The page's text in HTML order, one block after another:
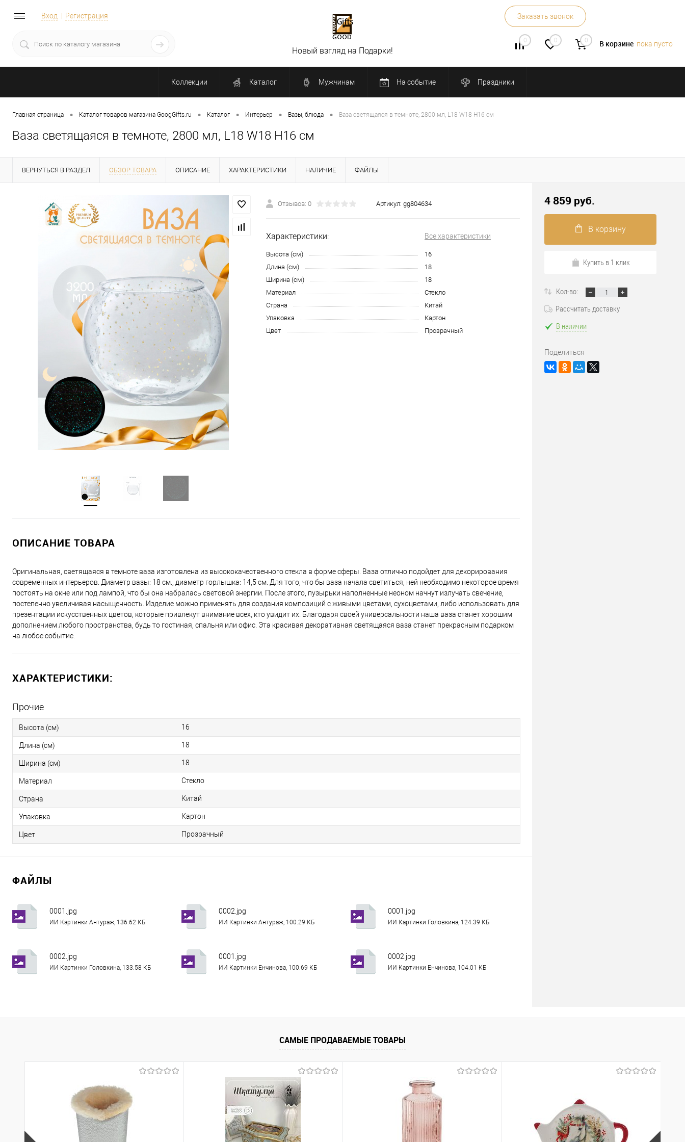
Вход Регистрация Заказать звонок
0 0 0 В корзине пока пусто
Новый взгляд на Подарки!
Коллекции Каталог Мужчинам На событие Праздники
Главная страница • Каталог товаров магазина GoogGifts.ru • Каталог • Интерьер • Вазы, блюда • Ваза светящаяся в темноте, 2800 мл, L18 W18 H16 см
Ваза светящаяся в темноте, 2800 мл, L18 W18 H16 см
ВЕРНУТЬСЯ В РАЗДЕЛ ОБЗОР ТОВАРА ОПИСАНИЕ ХАРАКТЕРИСТИКИ НАЛИЧИЕ ФАЙЛЫ
Отзывов: 0 Артикул: gg804634
Характеристики: Все характеристики
Высота (см)
16
Длина (см)
18
Ширина (см)
18
Материал
Стекло
Страна
Китай
Упаковка
Картон
Цвет
Прозрачный
ОПИСАНИЕ ТОВАРА
Оригинальная, светящаяся в темноте ваза изготовлена из высококачественного стекла в форме сферы. Ваза отлично подойдет для декорирования
современных интерьеров. Диаметр вазы: 18 см., диаметр горлышка: 14,5 см. Для того, что бы ваза начала светиться, ней необходимо некоторое время
постоять на окне или под лампой, что бы она набралась световой энергии. После этого, пузырьки наполненные неоном начнут излучать свечение,
постепенно увеличивая насыщенность. Изделие можно применять для создания композиций с живыми цветами, сухоцветами, либо использовать для
презентации искусственных цветов, которые привлекут внимание всех, кто увидит их. Благодаря своей универсальности наша ваза станет хорошим
дополнением любого пространства, будь то гостиная, спальня или офис. Эта красивая декоративная светящаяся ваза станет прекрасным подарком
на любое событие.
ХАРАКТЕРИСТИКИ:
Прочие
Высота (см) 16
Длина (см) 18
Ширина (см) 18
Материал Стекло
Страна Китай
Упаковка Картон
Цвет Прозрачный
ФАЙЛЫ
0001.jpg
ИИ Картинки Антураж, 136.62 КБ
0002.jpg
ИИ Картинки Антураж, 100.29 КБ
0001.jpg
ИИ Картинки Головкина, 124.39 КБ
0002.jpg
ИИ Картинки Головкина, 133.58 КБ
0001.jpg
ИИ Картинки Енчинова, 100.69 КБ
0002.jpg
ИИ Картинки Енчинова, 104.01 КБ
4 859 руб.
В корзину
Купить в 1 клик
Кол-во:
Рассчитать доставку
В наличии
Поделиться
САМЫЕ ПРОДАВАЕМЫЕ ТОВАРЫ